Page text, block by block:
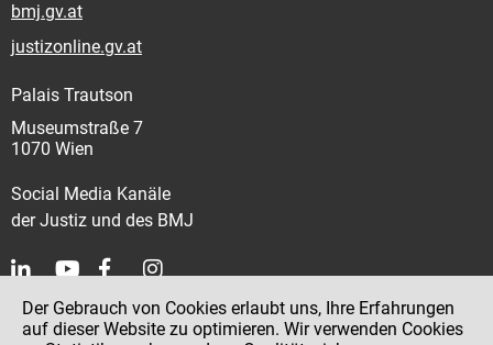
bmj.gv.at
justizonline.gv.at
Palais Trautson
Museumstraße 7
1070 Wien
Social Media Kanäle
der Justiz und des BMJ
Kontakt
Der Gebrauch von Cookies erlaubt uns, Ihre Erfahrungen
auf dieser Website zu optimieren. Wir verwenden Cookies